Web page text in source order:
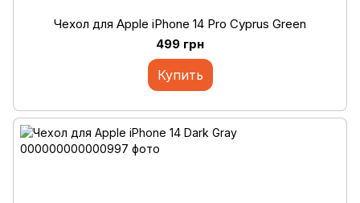
Чехол для Apple iPhone 14 Pro Cyprus Green
499 грн
Купить